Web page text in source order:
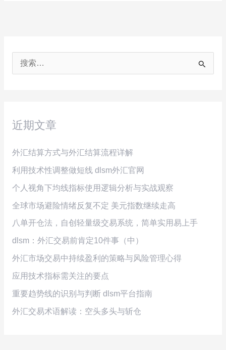
近期文章
外汇结算方式与外汇结算流程详解
利用技术性调整做短线 dlsm外汇官网
个人视角下均线指标使用逻辑分析与实战观察
全球市场避险情绪反复不定 美元指数继续走高
八单开仓法，自创轻量级交易系统，简单实用易上手
dlsm：外汇交易前肯定10件事（中）
外汇市场交易中持续盈利的策略与风险管理心得
应用技术指标需关注的要点
重要趋势线的识别与判断 dlsm平台指南
外汇交易术语解读：空头多头与斩仓